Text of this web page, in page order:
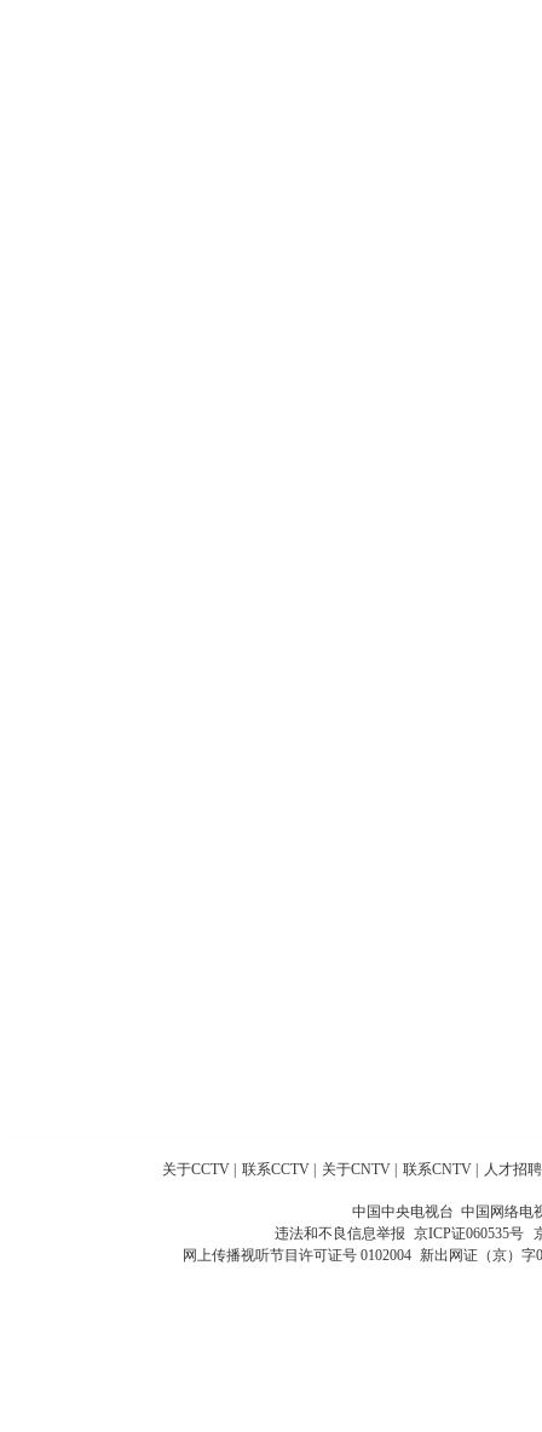
关于CCTV 联系CCTV 关于CNTV 联系CNTV 人才招聘
中国中央电视台 中国网络电
违法和不良信息举报 京ICP证060535号
网上传播视听节目许可证号 0102004 新出网证（京）